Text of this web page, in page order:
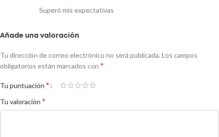
Superó mis expectativas
Añade una valoración
Tu dirección de correo electrónico no será publicada. Los campos
obligatorios están marcados con *
Tu puntuación *
Tu valoración *